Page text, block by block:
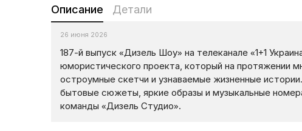
Описание Детали
26 июня 2026
187-й выпуск «Дизель Шоу» на телеканале «1+1
юмористического проекта, который на протяжении
остроумные скетчи и узнаваемые жизненные
бытовые сюжеты, яркие образы и музыкальные
команды «Дизель Студио».